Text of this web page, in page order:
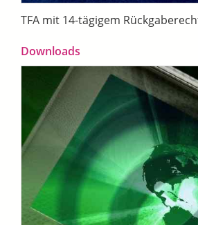
TFA mit 14-tägigem
Downloads